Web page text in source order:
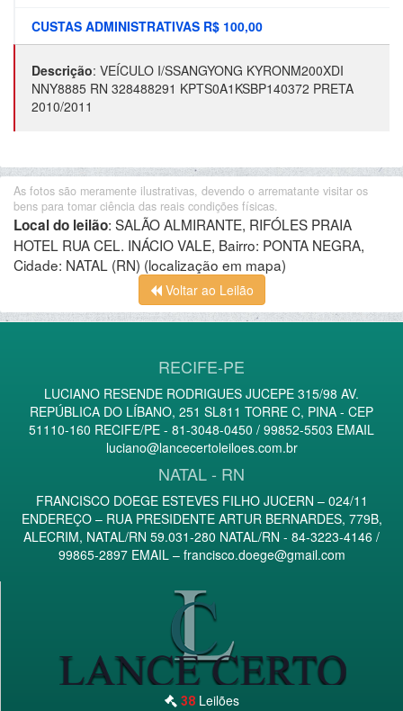
CUSTAS ADMINISTRATIVAS R$ 100,00
Descrição: VEÍCULO I/SSANGYONG KYRONM200XDI
NNY8885 RN 328488291 KPTS0A1KSBP140372 PRETA
2010/2011
As fotos são meramente ilustrativas, devendo o arrematante visitar os
bens para tomar ciência das reais condições físicas.
Local do leilão: SALÃO ALMIRANTE, RIFÓLES PRAIA
HOTEL RUA CEL. INÁCIO VALE, Bairro: PONTA NEGRA,
Cidade: NATAL (RN) (localização em mapa)
Voltar ao Leilão
RECIFE-PE
LUCIANO RESENDE RODRIGUES JUCEPE 315/98 AV.
REPÚBLICA DO LÍBANO, 251 SL811 TORRE C, PINA - CEP
51110-160 RECIFE/PE - 81-3048-0450 / 99852-5503 EMAIL
luciano@lancecertoleiloes.com.br
NATAL - RN
FRANCISCO DOEGE ESTEVES FILHO JUCERN – 024/11
ENDEREÇO – RUA PRESIDENTE ARTUR BERNARDES, 779B,
ALECRIM, NATAL/RN 59.031-280 NATAL/RN - 84-3223-4146 /
99865-2897 EMAIL – francisco.doege@gmail.com
38 Leilões